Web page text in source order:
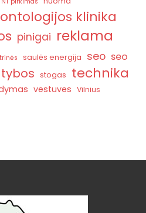
klinika
pinigai reklama
saulės energija seo seo
stogas technika
vestuves Vilnius